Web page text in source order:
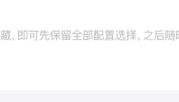
，即可先保留全部配置选择，之后